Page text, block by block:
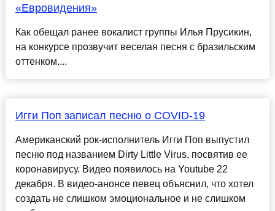
«Евровидения»
Как обещал ранее вокалист группы Илья Прусикин,
на конкурсе прозвучит веселая песня с бразильским
оттенком....
Игги Поп записал песню о COVID-19
Американский рок-исполнитель Игги Поп выпустил
песню под названием Dirty Little Virus, посвятив ее
коронавирусу. Видео появилось на Youtube 22
декабря. В видео-анонсе певец объяснил, что хотел
создать не слишком эмоциональное и не слишком